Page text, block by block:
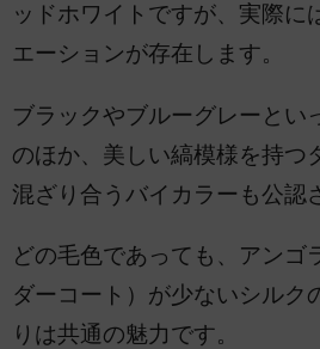
ッドホワイトですが、実際に
エーションが存在します。
ブラックやブルーグレーとい
のほか、美しい縞模様を持つ
混ざり合うバイカラーも公認
どの毛色であっても、アンゴ
ダーコート）が少ないシルク
りは共通の魅力です。